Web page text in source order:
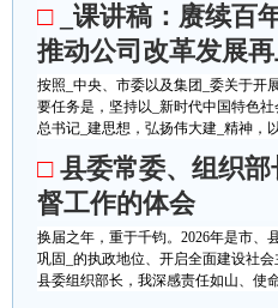
□
_课讲稿：赓续百
推动公司改革发展
按照_中央、市委以及集团_委关于开
要任务是，坚持以_新时代中国特色
总书记_建思想，弘扬伟大建_精神，
□ 县委常委、组织
督工作的体会
换届之年，重于千钧。2026年是市、
巩固_的执政地位、开启全面建设社
县委组织部长，我深感责任如山、使